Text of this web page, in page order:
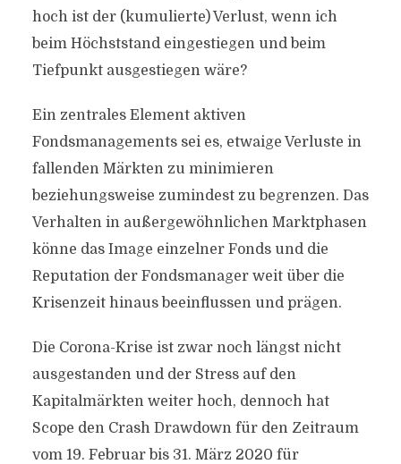
hoch ist der (kumulierte) Verlust, wenn ich
beim Höchststand eingestiegen und beim
Tiefpunkt ausgestiegen wäre?
Ein zentrales Element aktiven
Fondsmanagements sei es, etwaige Verluste in
fallenden Märkten zu minimieren
beziehungsweise zumindest zu begrenzen. Das
Verhalten in außergewöhnlichen Marktphasen
könne das Image einzelner Fonds und die
Reputation der Fondsmanager weit über die
Krisenzeit hinaus beeinflussen und prägen.
Die Corona-Krise ist zwar noch längst nicht
ausgestanden und der Stress auf den
Kapitalmärkten weiter hoch, dennoch hat
Scope den Crash Drawdown für den Zeitraum
vom 19. Februar bis 31. März 2020 für